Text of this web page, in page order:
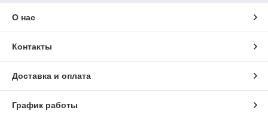
О нас
Контакты
Доставка и оплата
График работы